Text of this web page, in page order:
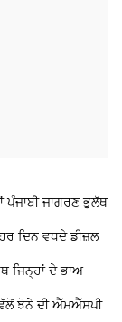
ਪੰਜਾਬੀ ਜਾਗਰਣਭੁਲੱਥ
ਦਿਨ ਵਧਦੇ ਡੀਜ਼ਲ
ਜਿਨ੍ਹਾਂ ਦੇ ਭਾਅ
ਝੋਨੇ ਦੀ ਐੱਮਐੱਸਪੀ